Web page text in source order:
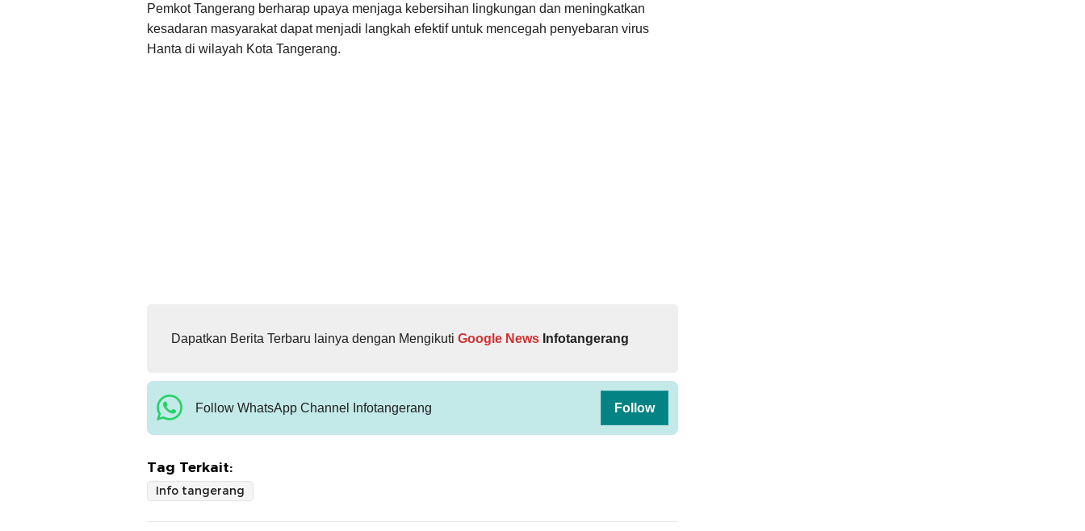
Pemkot Tangerang berharap upaya menjaga kebersihan lingkungan dan meningkatkan
kesadaran masyarakat dapat menjadi langkah efektif untuk mencegah penyebaran virus
Hanta di wilayah Kota Tangerang.
Dapatkan Berita Terbaru lainya dengan Mengikuti Google News Infotangerang
Follow WhatsApp Channel Infotangerang Follow
Tag Terkait:
Info tangerang